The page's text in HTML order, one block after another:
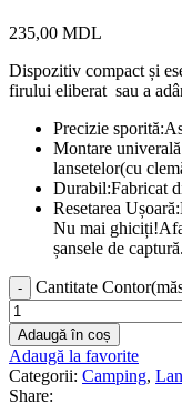
235,00 MDL
Dispozitiv compact și
firului eliberat sau a
Precizie
Montare
lansetelor(cu
Durabil:Fabricat
Resetarea
Nu mai
șansele de captură.
Cantitate
Adaugă în coș
Adaugă la favorite
Categorii: Camping,
Share: